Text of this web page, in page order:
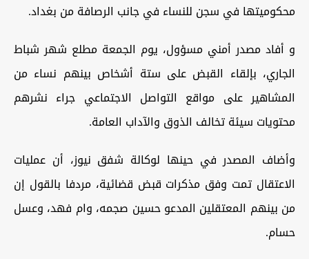
محكوميتها في سجن للنساء في جانب الرصافة من بغداد.
و أفاد مصدر أمني مسؤول، يوم الجمعة مطلع شهر شباط
الجاري، بإلقاء القبض على ستة أشخاص بينهم نساء من
المشاهير على مواقع التواصل الاجتماعي جراء نشرهم
محتويات سيئة تخالف الذوق والآداب العامة.
وأضاف المصدر في حينها لوكالة شفق نيوز، أن عمليات
الاعتقال تمت وفق مذكرات قبض قضائية، مردفا بالقول إن
من بينهم المعتقلين المدعو حسين صجمه، وام فهد، وعسل
حسام.